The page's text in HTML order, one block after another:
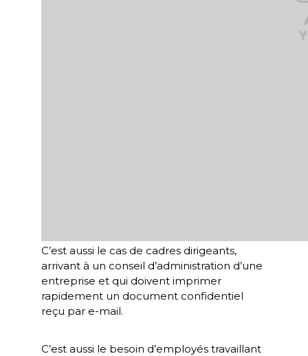
C’est aussi le cas de cadres dirigeants,
arrivant à un conseil d’administration d’une
entreprise et qui doivent imprimer
rapidement un document confidentiel
reçu par e-mail.
C’est aussi le besoin d’employés travaillant